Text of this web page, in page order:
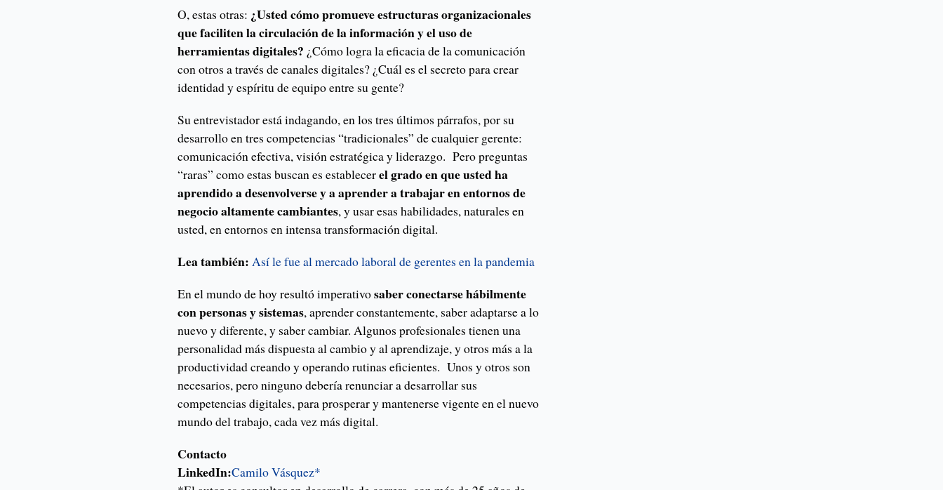
O, estas otras: ¿Usted cómo promueve estructuras organizacionales
que faciliten la circulación de la información y el uso de
herramientas digitales? ¿Cómo logra la eficacia de la comunicación
con otros a través de canales digitales? ¿Cuál es el secreto para crear
identidad y espíritu de equipo entre su gente?
Su entrevistador está indagando, en los tres últimos párrafos, por su
desarrollo en tres competencias “tradicionales” de cualquier gerente:
comunicación efectiva, visión estratégica y liderazgo. Pero preguntas
“raras” como estas buscan es establecerel grado en que usted ha
aprendido a desenvolverse y a aprender a trabajar en entornos de
negocio altamente cambiantes, y usar esas habilidades, naturales en
usted, en entornos en intensa transformación digital.
Lea también: Así le fue al mercado laboral de gerentes en la pandemia
En el mundo de hoy resultó imperativosaber conectarse hábilmente
con personas y sistemas, aprender constantemente, saber adaptarse a lo
nuevo y diferente, y saber cambiar. Algunos profesionales tienen una
personalidad más dispuesta al cambio y al aprendizaje, y otros más a la
productividad creando y operando rutinas eficientes. Unos y otros son
necesarios, pero ninguno debería renunciar a desarrollar sus
competencias digitales, para prosperar y mantenerse vigente en el nuevo
mundo del trabajo, cada vez más digital.
Contacto
LinkedIn:Camilo Vásquez*